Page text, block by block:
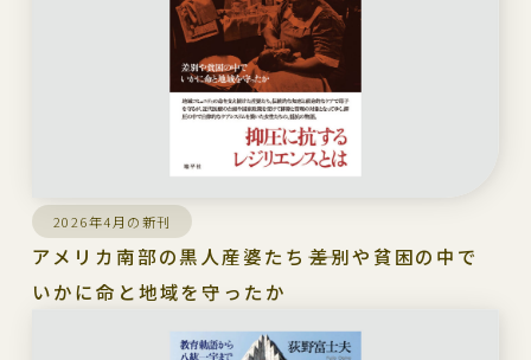
2026年4月の新刊
アメリカ南部の黒人産婆たち――差別や貧困の中で
いかに命と地域を守ったか